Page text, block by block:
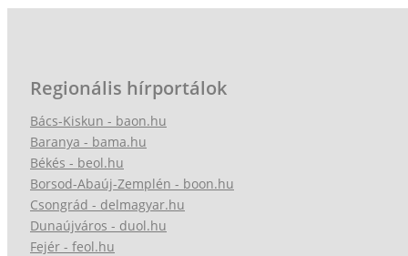
Regionális hírportálok
Bács-Kiskun - baon.hu
Baranya - bama.hu
Békés - beol.hu
Borsod-Abaúj-Zemplén - boon.hu
Csongrád - delmagyar.hu
Dunaújváros - duol.hu
Fejér - feol.hu